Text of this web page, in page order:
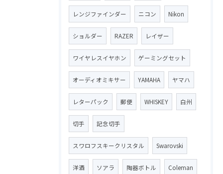
レンジファインダー ニコン Nikon
ショルダー RAZER レイザー
ワイヤレスイヤホン ゲーミングセット
オーディオミキサー YAMAHA ヤマハ
レターパック 郵便 WHISKEY 白州
切手 記念切手
スワロフスキークリスタル Swarovski
洋酒 ソアラ 陶器ボトル Coleman